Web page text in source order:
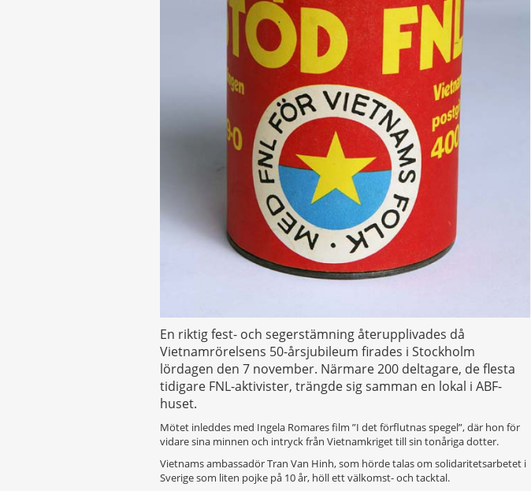
En riktig fest- och segerstämning återupplivades då
Vietnamrörelsens 50-årsjubileum firades i Stockholm
lördagen den 7 november. Närmare 200 deltagare, de flesta
tidigare FNL-aktivister, trängde sig samman en lokal i ABF-
huset.
Mötet inleddes med Ingela Romares film ”I det förflutnas spegel”, där hon för
vidare sina minnen och intryck från Vietnamkriget till sin tonåriga dotter.
Vietnams ambassadör Tran Van Hinh, som hörde talas om solidaritetsarbetet i
Sverige som liten pojke på 10 år, höll ett välkomst- och tacktal.